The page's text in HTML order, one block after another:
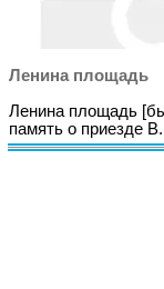
Ленина площадь
Ленина площадь
память о приезде